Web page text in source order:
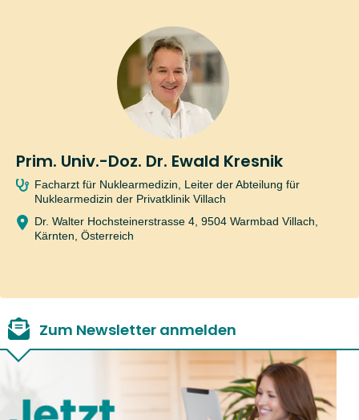
Prim. Univ.-Doz. Dr. Ewald Kresnik
Facharzt für Nuklearmedizin, Leiter der Abteilung für
Nuklearmedizin der Privatklinik Villach
Dr. Walter Hochsteinerstrasse 4, 9504 Warmbad Villach,
Kärnten, Österreich
Zum Newsletter anmelden